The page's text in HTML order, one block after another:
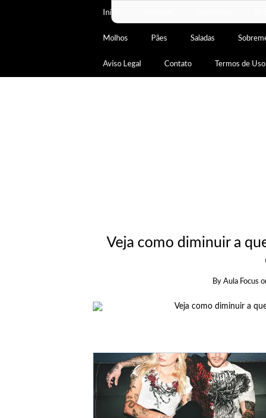
Início
Molhos Pães Saladas
Aviso Legal Contato Termos de Uso
Veja como diminuir a
ByAula Focus